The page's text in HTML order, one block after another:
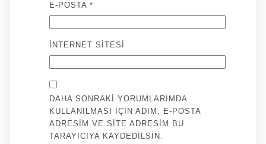
E-POSTA *
İNTERNET SITESI
DAHA SONRAKI YORUMLARIMDA
KULLANILMASI IÇIN ADIM, E-POSTA
ADRESIM VE SITE ADRESIM BU
TARAYICIYA KAYDEDILSIN.